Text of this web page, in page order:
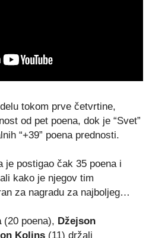
tokom prve četvrtine,
od pet poena, dok je “Svet”
“+39” poena prednosti.
je postigao čak 35 poena i
kako je njegov tim
za nagradu za najboljeg…
(20 poena), Džejson
Kolins (11) držali